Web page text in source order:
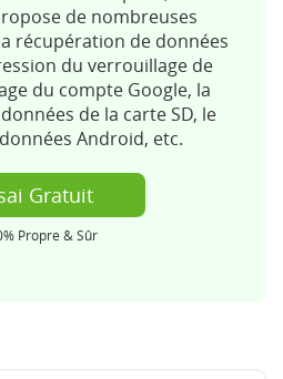
de nombreuses
récupération de données
du verrouillage de
du compte Google, la
de la carte SD, le
Android, etc.
Gratuit
Propre & Sûr